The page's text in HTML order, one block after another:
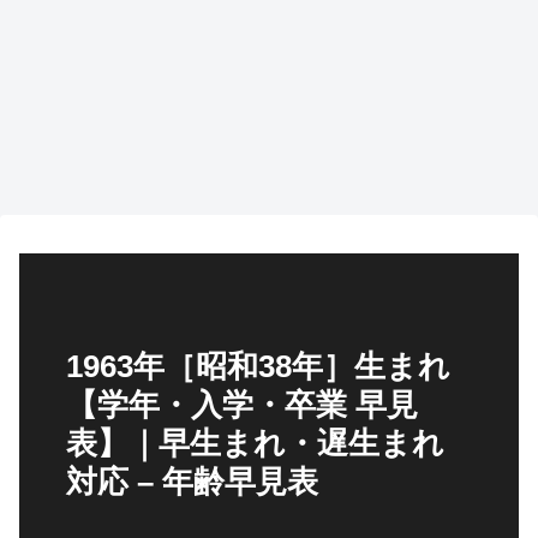
1963年［昭和38年］生まれ
【学年・入学・卒業 早見
表】｜早生まれ・遅生まれ
対応 – 年齢早見表